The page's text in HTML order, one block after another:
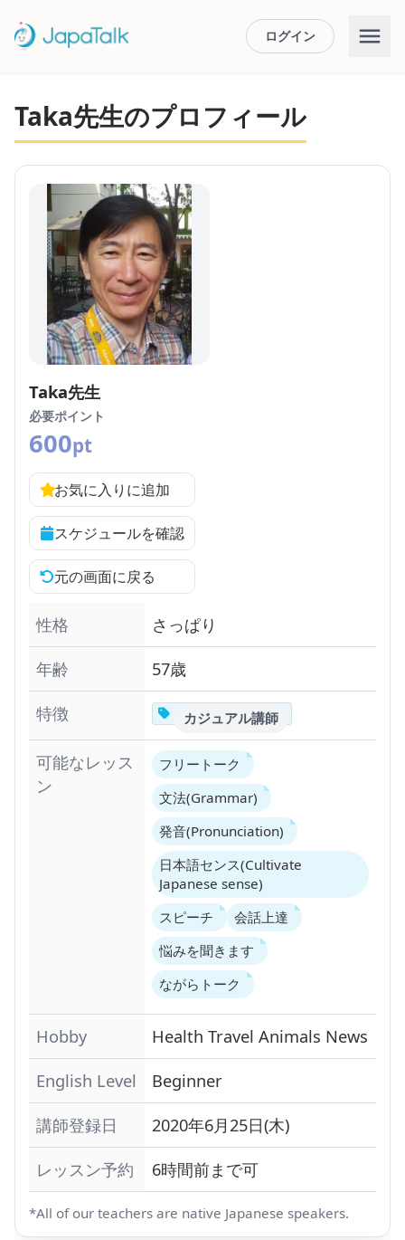
ログイン
Taka先生のプロフィール
Taka先生
必要ポイント
600pt
お気に入りに追加
スケジュールを確認
元の画面に戻る
性格
さっぱり
年齢
57歳
特徴
カジュアル講師
可能なレッス
ン
フリートーク
文法(Grammar)
発音(Pronunciation)
日本語センス(Cultivate
Japanese sense)
スピーチ
会話上達
悩みを聞きます
ながらトーク
Hobby Health Travel Animals News
English Level
Beginner
講師登録日
2020年6月25日(木)
レッスン予約
6時間前まで可
*All of our teachers are native Japanese speakers.